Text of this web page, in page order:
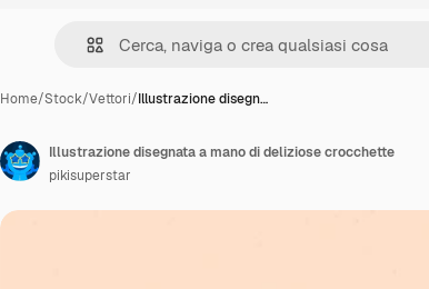
Home/Stock/Vettori/Illustrazione disegn…
Illustrazione disegnata a mano di deliziose crocchette
pikisuperstar